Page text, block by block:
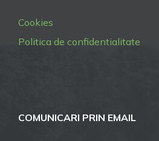
Cookies
Politica de confidentialitate
COMUNICARI PRIN EMAIL